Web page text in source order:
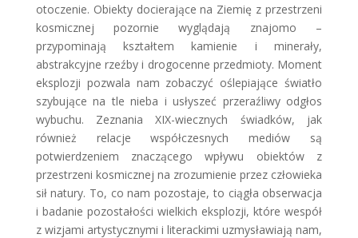
otoczenie. Obiekty docierające na Ziemię z przestrzeni
kosmicznej pozornie wyglądają znajomo –
przypominają kształtem kamienie i minerały,
abstrakcyjne rzeźby i drogocenne przedmioty. Moment
eksplozji pozwala nam zobaczyć oślepiające światło
szybujące na tle nieba i usłyszeć przeraźliwy odgłos
wybuchu. Zeznania XIX-wiecznych świadków, jak
również relacje współczesnych mediów są
potwierdzeniem znaczącego wpływu obiektów z
przestrzeni kosmicznej na zrozumienie przez człowieka
sił natury. To, co nam pozostaje, to ciągła obserwacja
i badanie pozostałości wielkich eksplozji, które wespół
z wizjami artystycznymi i literackimi uzmysławiają nam,